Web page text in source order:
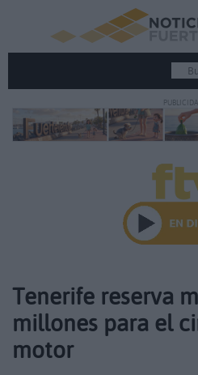
Tenerife reserva
millones para el
motor